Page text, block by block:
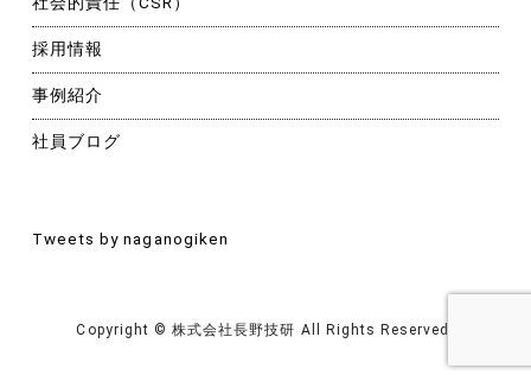
採用情報
事例紹介
社員ブログ
Tweets by naganogiken
Copyright © 株式会社長野技研 All Rights Reserved.